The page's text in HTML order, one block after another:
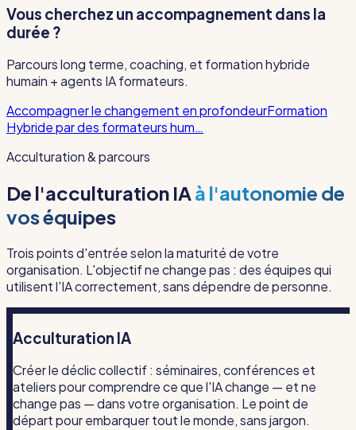
Vous cherchez un accompagnement dans la
durée ?
Parcours long terme, coaching, et formation hybride
humain + agents IA formateurs.
Accompagner le changement en profondeurFormation
Hybride par des formateurs hum…
Acculturation & parcours
De l'acculturation IAà l'autonomie de
vos équipes
Trois points d'entrée selon la maturité de votre
organisation. L'objectif ne change pas : des équipes qui
utilisent l'IA correctement, sans dépendre de personne.
Acculturation IA
Créer le déclic collectif : séminaires, conférences et
ateliers pour comprendre ce que l'IA change — et ne
change pas — dans votre organisation. Le point de
départ pour embarquer tout le monde, sans jargon.